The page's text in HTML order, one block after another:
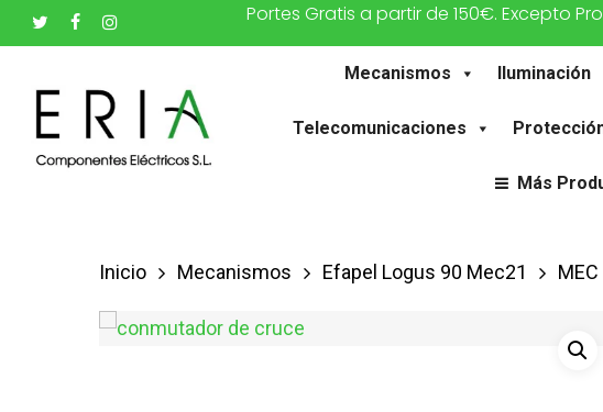
Saltar
al
contenido
principal
twitter facebookinstagram Portes Gratis a partir de 150€. Excepto
Mecanismos Iluminación
Telecomunicaciones
Más
Inicio Mecanismos Efapel Logus 90 Mec21